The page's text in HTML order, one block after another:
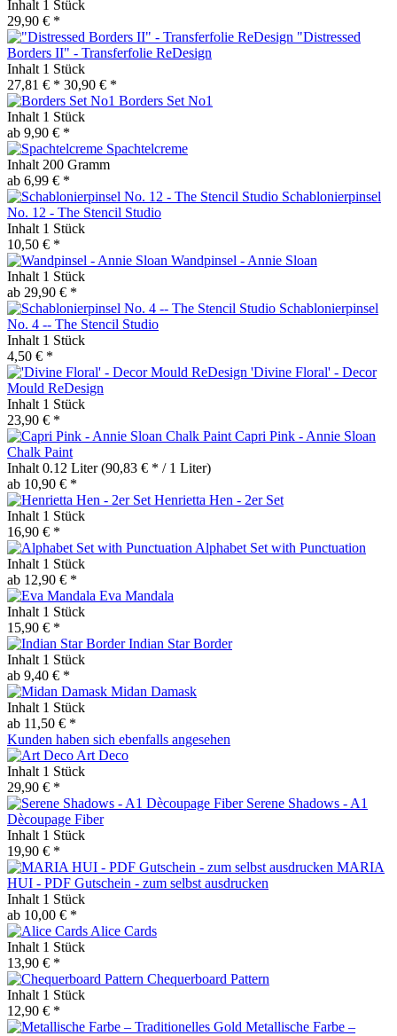
Inhalt 1 Stück
29,90 € *
"Distressed
Borders II" - Transferfolie ReDesign
Inhalt 1 Stück
27,81 € * 30,90 € *
Borders Set No1
Inhalt 1 Stück
ab 9,90 € *
Spachtelcreme
Inhalt 200 Gramm
ab 6,99 € *
Schablonierpinsel
No. 12 - The Stencil Studio
Inhalt 1 Stück
10,50 € *
Wandpinsel - Annie Sloan
Inhalt 1 Stück
ab 29,90 € *
Schablonierpinsel
No. 4 -- The Stencil Studio
Inhalt 1 Stück
4,50 € *
'Divine Floral' - Decor
Mould ReDesign
Inhalt 1 Stück
23,90 € *
Capri Pink - Annie Sloan
Chalk Paint
Inhalt 0.12 Liter(90,83 € * / 1 Liter)
ab 10,90 € *
Henrietta Hen - 2er Set
Inhalt 1 Stück
16,90 € *
Alphabet Set with Punctuation
Inhalt 1 Stück
ab 12,90 € *
Eva Mandala
Inhalt 1 Stück
15,90 € *
Indian Star Border
Inhalt 1 Stück
ab 9,40 € *
Midan Damask
Inhalt 1 Stück
ab 11,50 € *
Kunden haben sich ebenfalls angesehen
Art Deco
Inhalt 1 Stück
29,90 € *
Serene Shadows - A1
Dècoupage Fiber
Inhalt 1 Stück
19,90 € *
MARIA
HUI - PDF Gutschein - zum selbst ausdrucken
Inhalt 1 Stück
ab 10,00 € *
Alice Cards
Inhalt 1 Stück
13,90 € *
Chequerboard Pattern
Inhalt 1 Stück
12,90 € *
Metallische Farbe –